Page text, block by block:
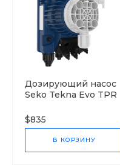
Дозирующий насос
Seko Tekna Evo TPR
$835
В КОРЗИНУ